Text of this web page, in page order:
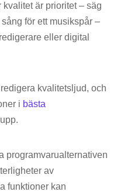
är prioritet – säg
för ett musikspår –
eller digital
kvalitetsljud, och
i bästa
programvarualternativen
av
funktioner kan